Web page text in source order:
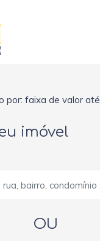
por: faixa de valor até
imóvel
OU